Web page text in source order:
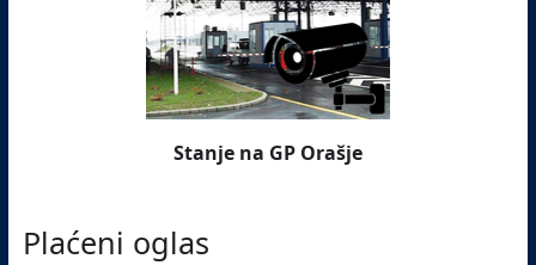
Stanje na GP Orašje
Plaćeni oglas